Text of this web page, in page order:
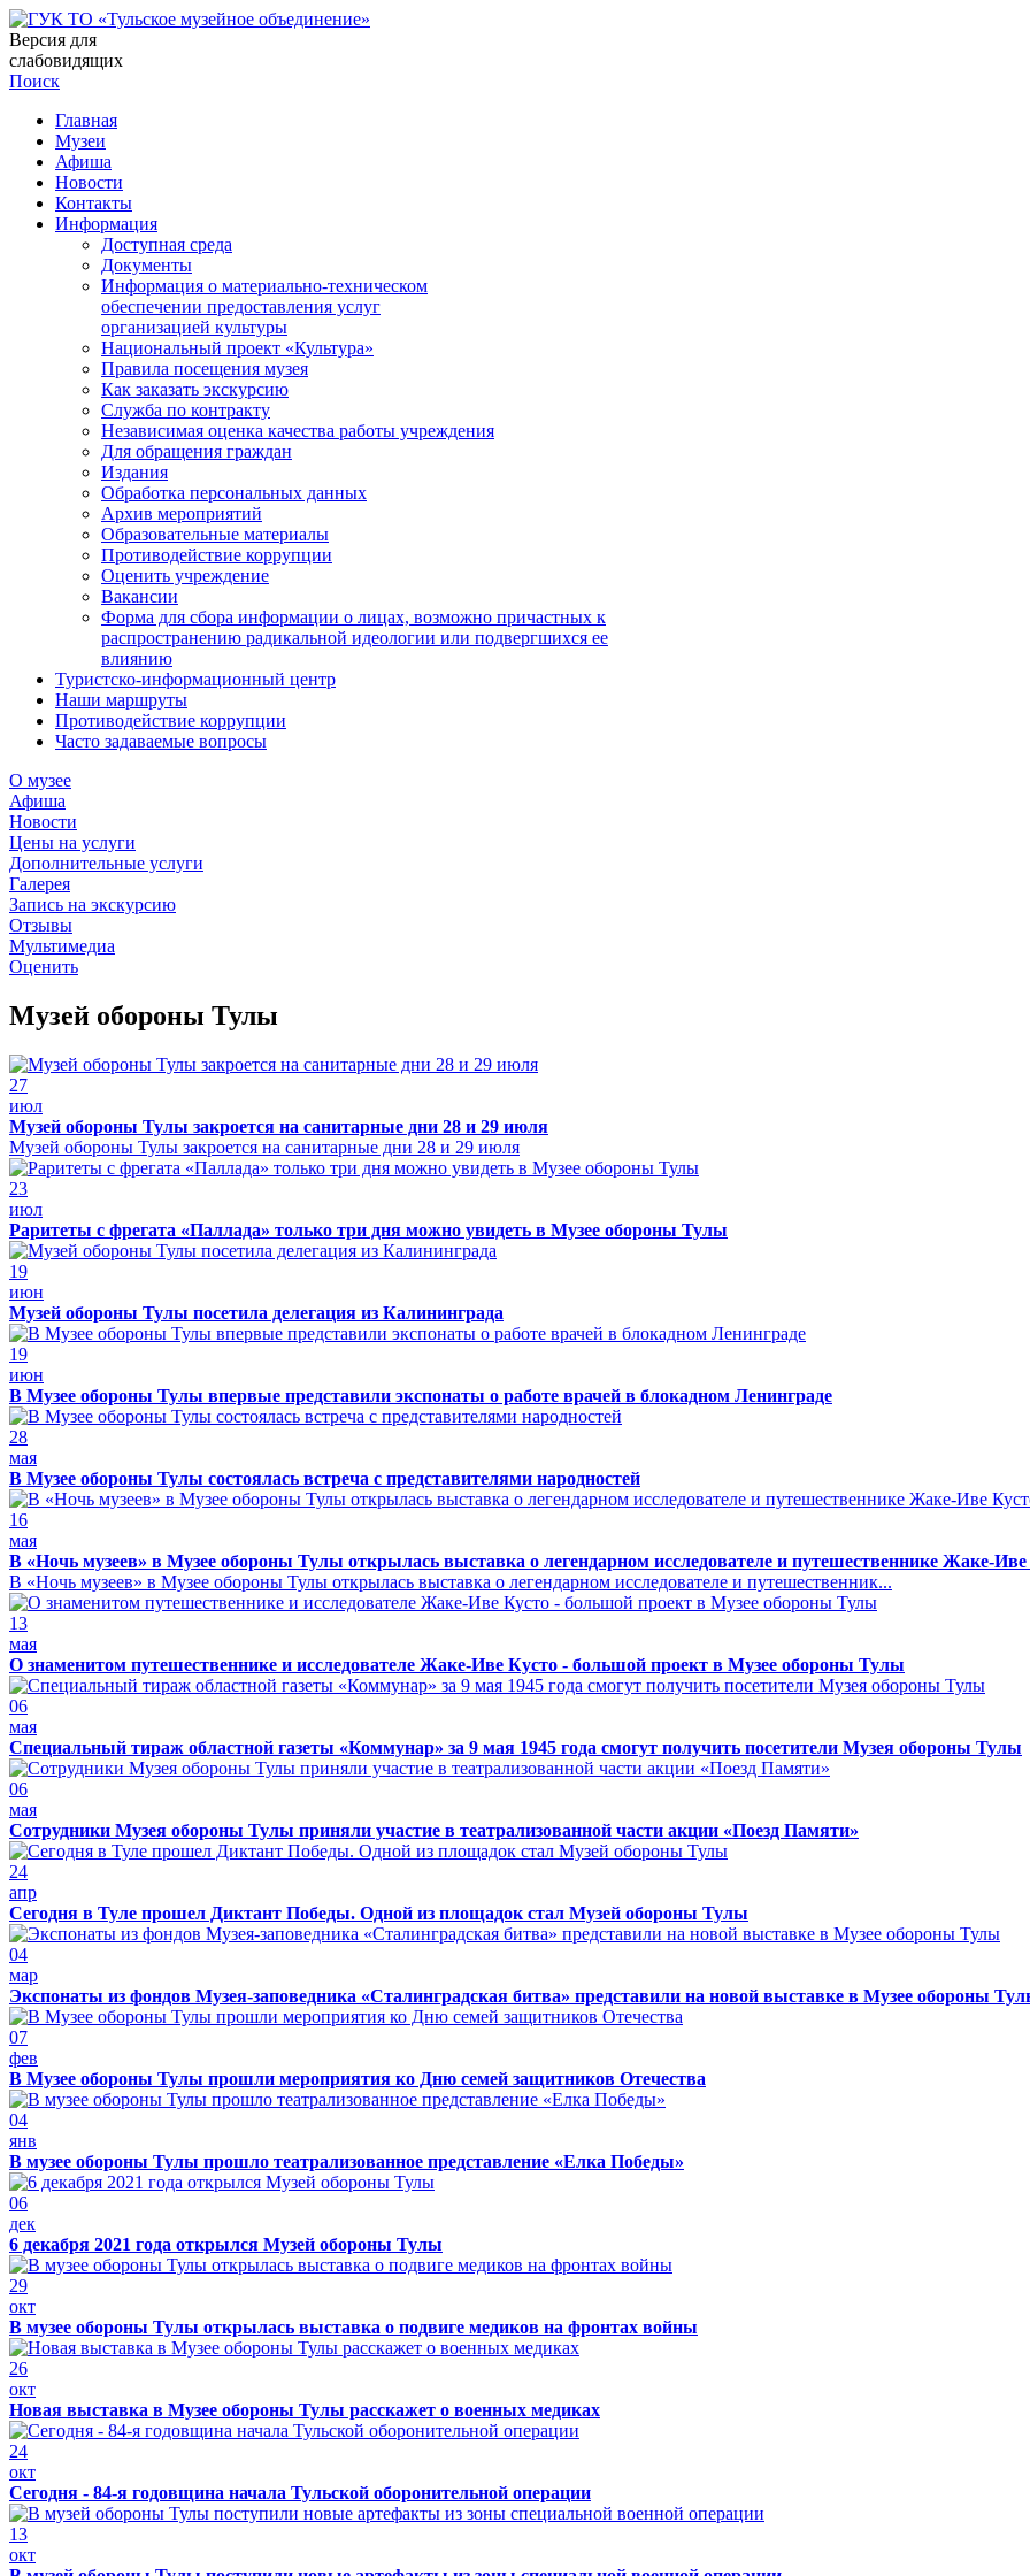
Версия для
слабовидящих
Поиск
Главная
Музеи
Афиша
Новости
Контакты
Информация
Доступная среда
Документы
Информация о материально-техническом
обеспечении предоставления услуг
организацией культуры
Национальный проект «Культура»
Правила посещения музея
Как заказать экскурсию
Служба по контракту
Независимая оценка качества работы учреждения
Для обращения граждан
Издания
Обработка персональных данных
Архив мероприятий
Образовательные материалы
Противодействие коррупции
Оценить учреждение
Вакансии
Форма для сбора информации о лицах, возможно причастных к
распространению радикальной идеологии или подвергшихся ее
влиянию
Туристско-информационный центр
Наши маршруты
Противодействие коррупции
Часто задаваемые вопросы
О музее
Афиша
Новости
Цены на услуги
Дополнительные услуги
Галерея
Запись на экскурсию
Отзывы
Мультимедиа
Оценить
Музей обороны Тулы
27
июл
Музей обороны Тулы закроется на санитарные дни 28 и 29 июля
Музей обороны Тулы закроется на санитарные дни 28 и 29 июля
23
июл
Раритеты с фрегата «Паллада» только три дня можно увидеть в Музее обороны Тулы
19
июн
Музей обороны Тулы посетила делегация из Калининграда
19
июн
В Музее обороны Тулы впервые представили экспонаты о работе врачей в блокадном Ленинграде
28
мая
В Музее обороны Тулы состоялась встреча с представителями народностей
16
мая
В «Ночь музеев» в Музее обороны Тулы открылась выставка о легендарном исследователе и путешественнике Жаке-
В «Ночь музеев» в Музее обороны Тулы открылась выставка о легендарном исследователе и путешественник...
13
мая
О знаменитом путешественнике и исследователе Жаке-Иве Кусто - большой проект в Музее обороны Тулы
06
мая
Специальный тираж областной газеты «Коммунар» за 9 мая 1945 года смогут получить посетители Музея обороны Тулы
06
мая
Сотрудники Музея обороны Тулы приняли участие в театрализованной части акции «Поезд Памяти»
24
апр
Сегодня в Туле прошел Диктант Победы. Одной из площадок стал Музей обороны Тулы
04
мар
Экспонаты из фондов Музея-заповедника «Сталинградская битва» представили на новой выставке в Музее обороны
07
фев
В Музее обороны Тулы прошли мероприятия ко Дню семей защитников Отечества
04
янв
В музее обороны Тулы прошло театрализованное представление «Елка Победы»
06
дек
6 декабря 2021 года открылся Музей обороны Тулы
29
окт
В музее обороны Тулы открылась выставка о подвиге медиков на фронтах войны
26
окт
Новая выставка в Музее обороны Тулы расскажет о военных медиках
24
окт
Сегодня - 84-я годовщина начала Тульской оборонительной операции
13
окт